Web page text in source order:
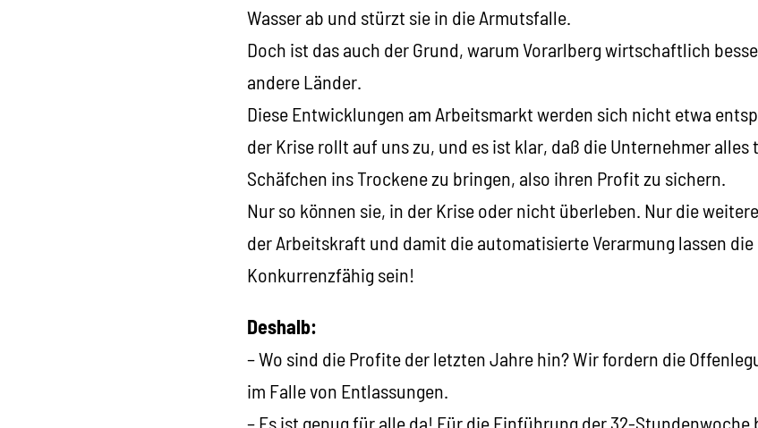
Wasser ab und stürzt sie in die Armutsfalle.
Doch ist das auch der Grund, warum Vorarlberg wirtschaftlich
andere Länder.
Diese Entwicklungen am Arbeitsmarkt werden sich nicht etwa
der Krise rollt auf uns zu, und es ist klar, daß die Unternehmer alles
Schäfchen ins Trockene zu bringen, also ihren Profit zu sichern.
Nur so können sie, in der Krise oder nicht überleben. Nur die
der Arbeitskraft und damit die automatisierte Verarmung lassen
Konkurrenzfähig sein!
Deshalb:
– Wo sind die Profite der letzten Jahre hin? Wir fordern die
im Falle von Entlassungen.
– Es ist genug für alle da! Für die Einführung der 32-